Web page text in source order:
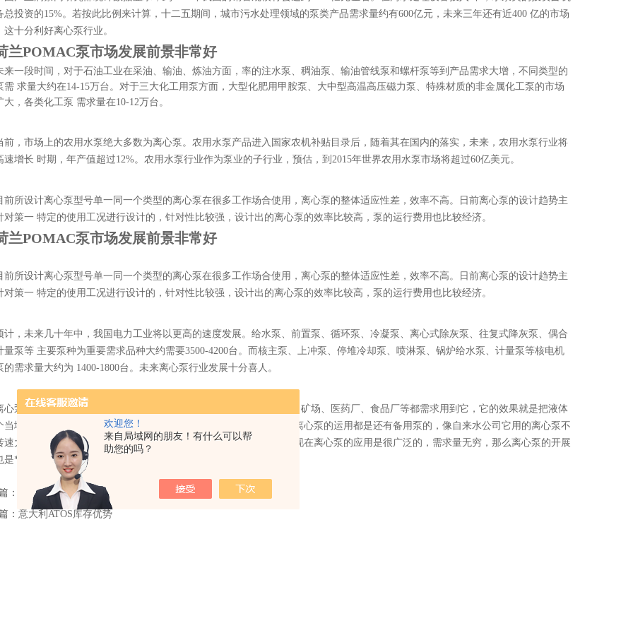
欢迎您！
来自局域网的朋友！有什么可以帮
助您的吗？
总投资的15%。若按此比例来计算，十二五期间，城市污水处理领域的泵类产品需求量约有600亿元，未来三年还有近400 亿的市场
这十分利好离心泵行业。
兰POMAC泵市场发展前景非常好
来一段时间，对于石油工业在采油、输油、炼油方面，率的注水泵、稠油泵、输油管线泵和螺杆泵等到产品需求大增，不同类型的
需 求量大约在14-15万台。对于三大化工用泵方面，大型化肥用甲胺泵、大中型高温高压磁力泵、特殊材质的非金属化工泵的市场
大，各类化工泵 需求量在10-12万台。
前，市场上的农用水泵绝大多数为离心泵。农用水泵产品进入国家农机补贴目录后，随着其在国内的落实，未来，农用水泵行业将
速增长 时期，年产值超过12%。农用水泵行业作为泵业的子行业，预估，到2015年世界农用水泵市场将超过60亿美元。
前所设计离心泵型号单一同一个类型的离心泵在很多工作场合使用，离心泵的整体适应性差，效率不高。日前离心泵的设计趋势主
对策一 特定的使用工况进行设计的，针对性比较强，设计出的离心泵的效率比较高，泵的运行费用也比较经济。
兰POMAC泵市场发展前景非常好
前所设计离心泵型号单一同一个类型的离心泵在很多工作场合使用，离心泵的整体适应性差，效率不高。日前离心泵的设计趋势主
对策一 特定的使用工况进行设计的，针对性比较强，设计出的离心泵的效率比较高，泵的运行费用也比较经济。
计，未来几十年中，我国电力工业将以更高的速度发展。给水泵、前置泵、循环泵、冷凝泵、离心式除灰泵、往复式降灰泵、偶合
量泵等 主要泵种为重要需求品种大约需要3500-4200台。而核主泵、上冲泵、停堆冷却泵、喷淋泵、锅炉给水泵、计量泵等核电机
的需求量大约为 1400-1800台。未来离心泵行业发展十分喜人。
心泵的应用是很广泛的，像在许多的工业上都有用到，比如化工厂、矿场、医药厂、食品厂等都需求用到它，它的效果就是把液体
当地输 送到另一个当地，这个进程是需求凭借离心泵的，并且有些离心泵的运用都是还有备用泵的，像自来水公司它用的离心泵不
速大，功率大之外， 它相同需求几个备用的泵，意图是以防备用。现在离心泵的应用是很广泛的，需求量无穷，那么离心泵的开展
是*的，要从这么几方面来看 。
：
英国BLACKHALL低温阀门LNG技术发展趋势分析
： 意大利ATOS库存优势